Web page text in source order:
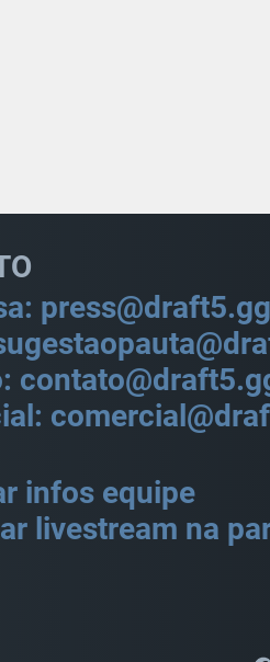
press@draft5.gg
infos equipe
livestream na